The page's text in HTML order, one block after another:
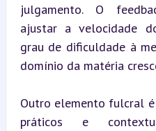
julgamento. O
ajustar a velocidade
grau de dificuldade à
domínio da matéria
Outro elemento fulcral
práticos e